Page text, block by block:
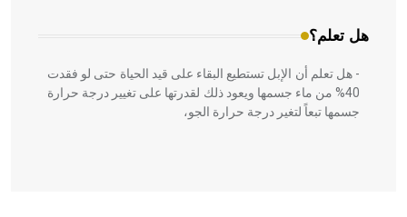
هل تعلم؟
- هل تعلم أن الإبل تستطيع البقاء على قيد الحياة حتى لو فقدت
40% من ماء جسمها ويعود ذلك لقدرتها على تغيير درجة حرارة
جسمها تبعاً لتغير درجة حرارة الجو،